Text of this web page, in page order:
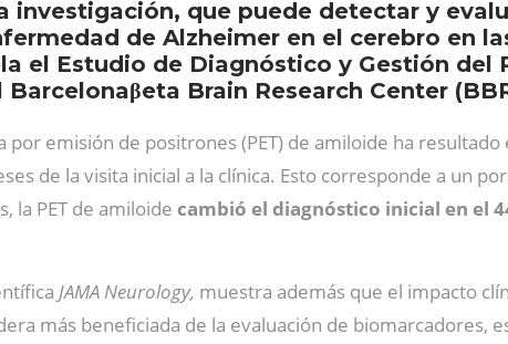
investigación, que puede detectar y
de Alzheimer en el cerebro en
el Estudio de Diagnóstico y Gestión del
Brain Research Center
emisión de positrones (PET) de amiloide ha resultado
de la visita inicial a la clínica. Esto corresponde a un
la PET de amiloide cambió el diagnóstico inicial en el
JAMA Neurology, muestra además que el impacto
más beneficiada de la evaluación de biomarcadores,